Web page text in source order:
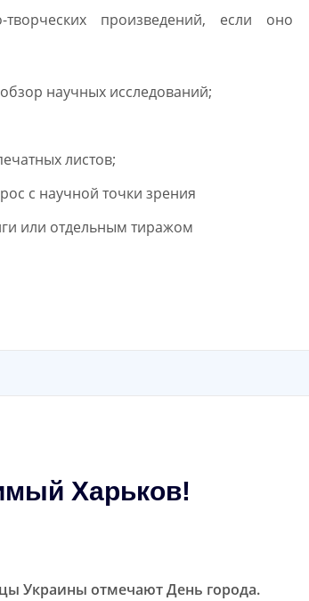
произведений, если оно
научных исследований;
листов;
с научной точки зрения
или отдельным тиражом
Харьков!
Украины отмечают День города.